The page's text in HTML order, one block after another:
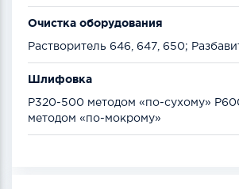
Очистка оборудования
Растворитель 646, 647, 650;
Шлифовка
Р320-500 методом «по-сухому»
методом «по-мокрому»